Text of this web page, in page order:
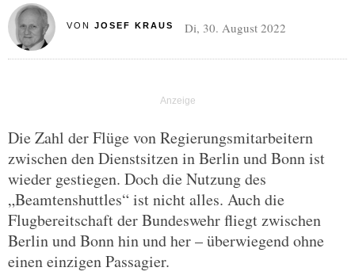
VON JOSEF KRAUS Di, 30. August 2022
Die Zahl der Flüge von Regierungsmitarbeitern
zwischen den Dienstsitzen in Berlin und Bonn ist
wieder gestiegen. Doch die Nutzung des
„Beamtenshuttles“ ist nicht alles. Auch die
Flugbereitschaft der Bundeswehr fliegt zwischen
Berlin und Bonn hin und her – überwiegend ohne
einen einzigen Passagier.